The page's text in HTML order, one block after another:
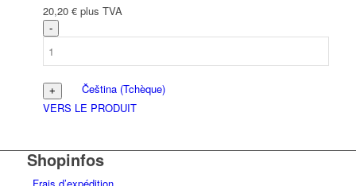
Čeština(Tchèque)
20,20 € plus TVA
VERS LE PRODUIT
Shopinfos